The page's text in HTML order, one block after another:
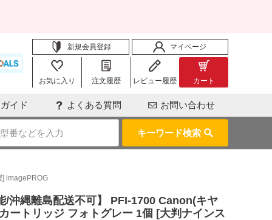
新規会員登録 マイページ
お気に入り 注文履歴 レビュー履歴 カート
イド よくある質問 お問い合わせ
キーワード検索
] imagePROG
/沖縄離島配送不可】 PFI-1700 Canon(キヤ
ートリッジ フォトグレー 1個 [大判ナインス